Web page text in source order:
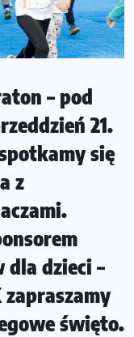
– pod
21.
się
z
dzieci –
zapraszamy
święto.